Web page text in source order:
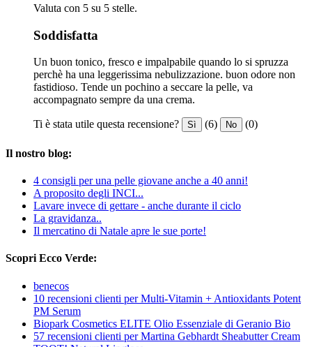
Valuta con 5 su 5 stelle.
Soddisfatta
Un buon tonico, fresco e impalpabile quando lo si spruzza
perchè ha una leggerissima nebulizzazione. buon odore non
fastidioso. Tende un pochino a seccare la pelle, va
accompagnato sempre da una crema.
Ti è stata utile questa recensione? Sì (6) No (0)
Il nostro blog:
4 consigli per una pelle giovane anche a 40 anni!
A proposito degli INCI...
Lavare invece di gettare - anche durante il ciclo
La gravidanza..
Il mercatino di Natale apre le sue porte!
Scopri Ecco Verde:
benecos
10 recensioni clienti per Multi-Vitamin + Antioxidants Potent
PM Serum
Biopark Cosmetics ELITE Olio Essenziale di Geranio Bio
57 recensioni clienti per Martina Gebhardt Sheabutter Cream